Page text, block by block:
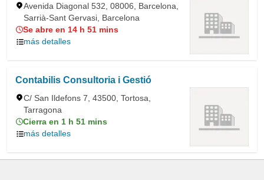
Avenida Diagonal 532, 08006, Barcelona,
Sarrià-Sant Gervasi, Barcelona
Se abre en 14 h 51 mins
más detalles
Contabilis Consultoria i Gestió
C/ San Ildefons 7, 43500, Tortosa,
Tarragona
Cierra en 1 h 51 mins
más detalles